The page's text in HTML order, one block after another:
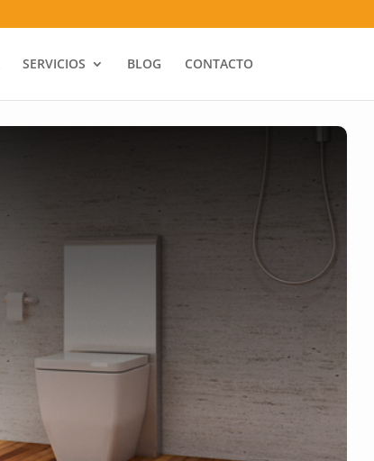
SERVICIOS BLOG CONTACTO